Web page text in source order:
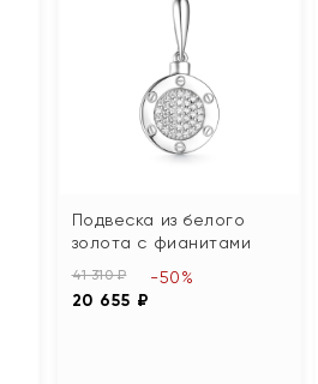
Подвеска из белого
золота с фианитами
41 310 ₽
20 655 ₽
-50%